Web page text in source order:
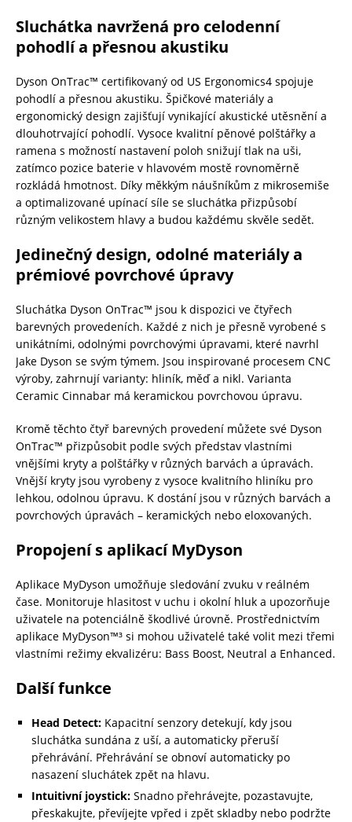
Sluchátka navržená pro celodenní
pohodlí a přesnou akustiku
Dyson OnTrac™ certifikovaný od US Ergonomics4 spojuje
pohodlí a přesnou akustiku. Špičkové materiály a
ergonomický design zajišťují vynikající akustické utěsnění a
dlouhotrvající pohodlí. Vysoce kvalitní pěnové polštářky a
ramena s možností nastavení poloh snižují tlak na uši,
zatímco pozice baterie v hlavovém mostě rovnoměrně
rozkládá hmotnost. Díky měkkým náušníkům z mikrosemiše
a optimalizované upínací síle se sluchátka přizpůsobí
různým velikostem hlavy a budou každému skvěle sedět.
Jedinečný design, odolné materiály a
prémiové povrchové úpravy
Sluchátka Dyson OnTrac™ jsou k dispozici ve čtyřech
barevných provedeních. Každé z nich je přesně vyrobené s
unikátními, odolnými povrchovými úpravami, které navrhl
Jake Dyson se svým týmem. Jsou inspirované procesem CNC
výroby, zahrnují varianty: hliník, měď a nikl. Varianta
Ceramic Cinnabar má keramickou povrchovou úpravu.
Kromě těchto čtyř barevných provedení můžete své Dyson
OnTrac™ přizpůsobit podle svých představ vlastními
vnějšími kryty a polštářky v různých barvách a úpravách.
Vnější kryty jsou vyrobeny z vysoce kvalitního hliníku pro
lehkou, odolnou úpravu. K dostání jsou v různých barvách a
povrchových úpravách – keramických nebo eloxovaných.
Propojení s aplikací MyDyson
Aplikace MyDyson umožňuje sledování zvuku v reálném
čase. Monitoruje hlasitost v uchu i okolní hluk a upozorňuje
uživatele na potenciálně škodlivé úrovně. Prostřednictvím
aplikace MyDyson™³ si mohou uživatelé také volit mezi třemi
vlastními režimy ekvalizéru: Bass Boost, Neutral a Enhanced.
Další funkce
Head Detect: Kapacitní senzory detekují, kdy jsou
sluchátka sundána z uší, a automaticky přeruší
přehrávání. Přehrávání se obnoví automaticky po
nasazení sluchátek zpět na hlavu.
Intuitivní joystick: Snadno přehrávejte, pozastavujte,
přeskakujte, převíjejte vpřed i zpět skladby nebo podržte